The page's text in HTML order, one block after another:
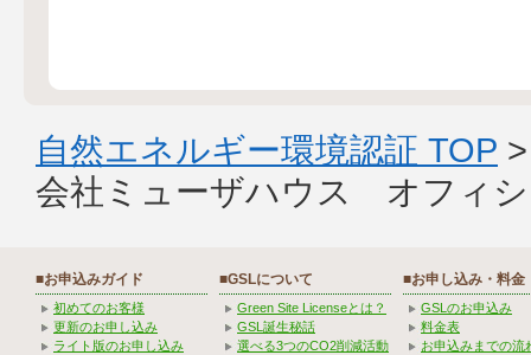
自然エネルギー環境認証 TOP
会社ミューザハウス オフィ
■お申込みガイド
初めてのお客様
更新のお申し込み
ライト版のお申し込み
■GSLについて
Green Site Licenseとは？
GSL誕生秘話
選べる3つのCO2削減活動
■お申し込み・料金
GSLのお申込み
料金表
お申込みまでの流